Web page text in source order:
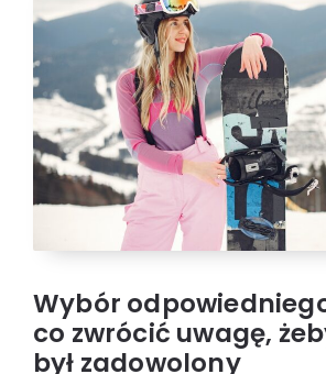
Wybór
co zwrócić uwagę,
był zadowolony